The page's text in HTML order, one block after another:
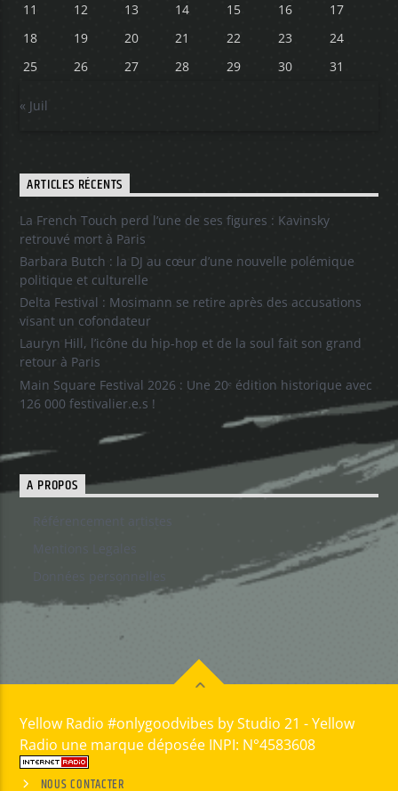
11
12 13 14 15 16
17
18
19 20 21 22 23
24
25
26 27 28 29 30 31
« Juil
ARTICLES RÉCENTS
La French Touch perd l’une de ses figures : Kavinsky
retrouvé mort à Paris
Barbara Butch : la DJ au cœur d’une nouvelle polémique
politique et culturelle
Delta Festival : Mosimann se retire après des accusations
visant un cofondateur
Lauryn Hill, l’icône du hip-hop et de la soul fait son grand
retour à Paris
Main Square Festival 2026 : Une 20ᵉ édition historique avec
126 000 festivalier.e.s !
A PROPOS
Yellow Radio #onlygoodvibes by Studio 21 - Yellow
Radio une marque déposée INPI: N°4583608
NOUS CONTACTER